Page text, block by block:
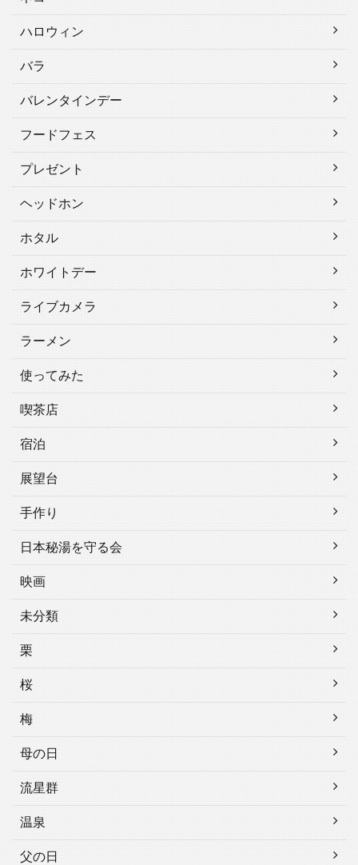
ハロウィン
バラ
バレンタインデー
フードフェス
プレゼント
ヘッドホン
ホタル
ホワイトデー
ライブカメラ
ラーメン
使ってみた
喫茶店
宿泊
展望台
手作り
日本秘湯を守る会
映画
未分類
栗
桜
梅
母の日
流星群
温泉
父の日